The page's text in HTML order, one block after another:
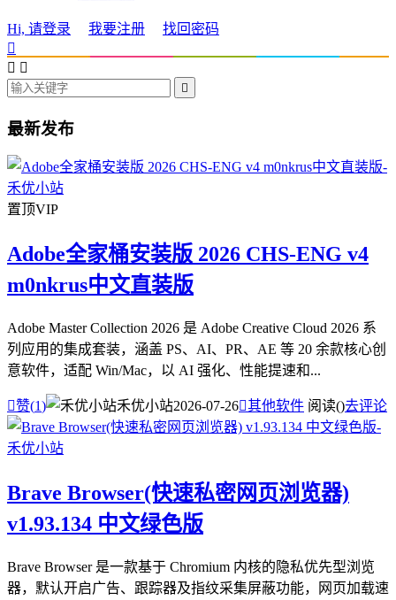
Hi, 请登录 我要注册
找回密码

 

最新发布
置顶VIP
Adobe全家桶安装版 2026 CHS-ENG v4
m0nkrus中文直装版
Adobe Master Collection 2026 是 Adobe Creative Cloud 2026 系
列应用的集成套装，涵盖 PS、AI、PR、AE 等 20 余款核心创
意软件，适配 Win/Mac，以 AI 强化、性能提速和...
赞(1) 禾优小站2026-07-26其他软件 阅读()去评论
Brave Browser(快速私密网页浏览器)
v1.93.134 中文绿色版
Brave Browser 是一款基于 Chromium 内核的隐私优先型浏览
器，默认开启广告、跟踪器及指纹采集屏蔽功能，网页加载速